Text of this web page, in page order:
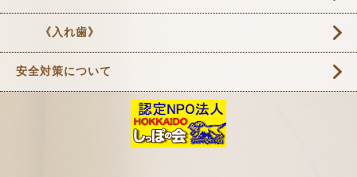
《入れ歯》
安全対策について